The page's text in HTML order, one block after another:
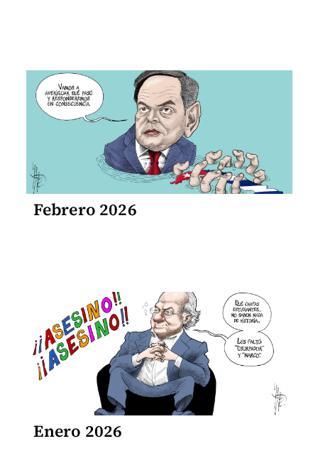
Febrero 2026
Enero 2026